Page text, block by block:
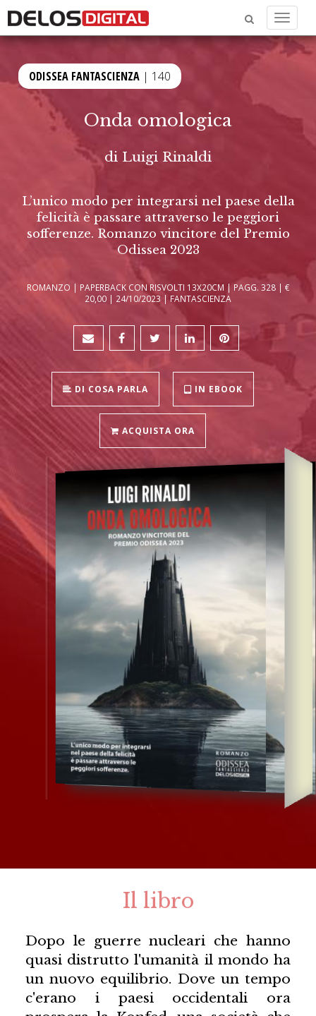
Menu
ODISSEA FANTASCIENZA | 140
Onda omologica
di Luigi Rinaldi
L’unico modo per integrarsi nel paese della
felicità è passare attraverso le peggiori
sofferenze. Romanzo vincitore del Premio
Odissea 2023
ROMANZO | PAPERBACK CON RISVOLTI 13X20CM | PAGG. 328 | €
20,00 | 24/10/2023 | FANTASCIENZA
DI COSA PARLA IN EBOOK
ACQUISTA ORA
Il libro
Dopo le guerre nucleari che hanno
quasi distrutto l'umanità il mondo ha
un nuovo equilibrio. Dove un tempo
c'erano i paesi occidentali ora